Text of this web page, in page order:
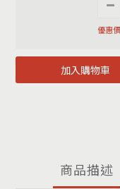
優惠
加入購物車
商品描述